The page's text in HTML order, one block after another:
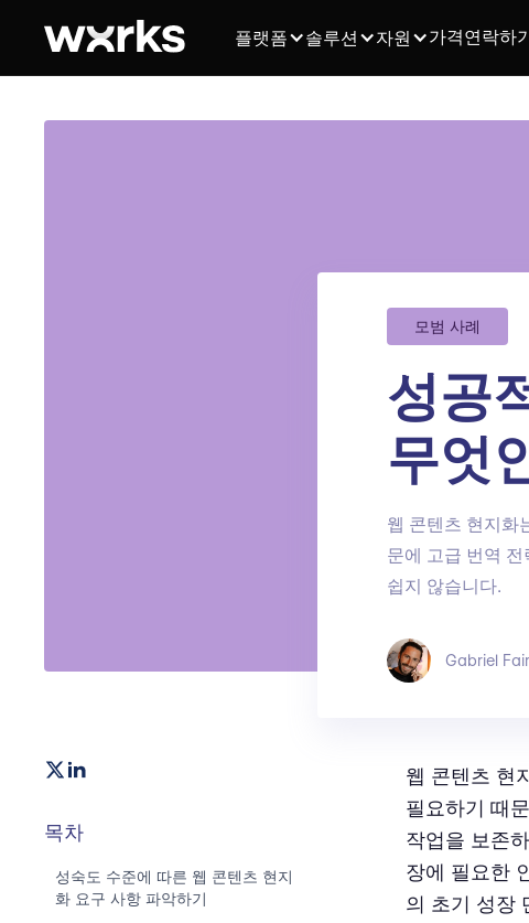
플랫폼 솔루션 자원 가격연락하
모범 사례
성공
무엇
웹 콘텐츠 현지화
문에 고급 번역
쉽지 않습니다.
Gabriel
목차
성숙도 수준에 따른 웹 콘텐츠 현지
화 요구 사항 파악하기
웹 콘텐츠 현
필요하기 때
작업을 보존
장에 필요한
의 초기 성장